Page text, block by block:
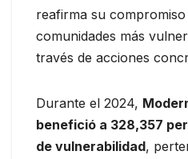
reafirma su
comunidades más
través de acciones
Durante el 2024,
benefició a 328,357
de vulnerabilidad,